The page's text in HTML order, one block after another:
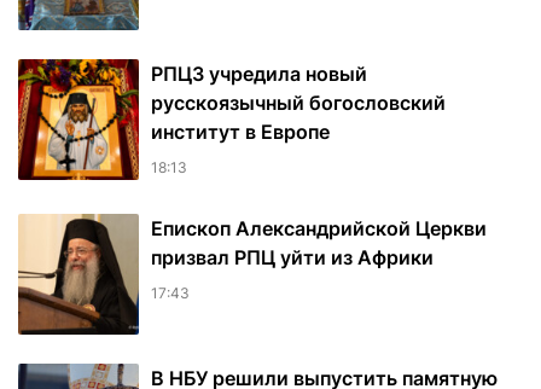
РПЦЗ учредила новый
русскоязычный богословский
институт в Европе
18:13
Епископ Александрийской Церкви
призвал РПЦ уйти из Африки
17:43
В НБУ решили выпустить памятную